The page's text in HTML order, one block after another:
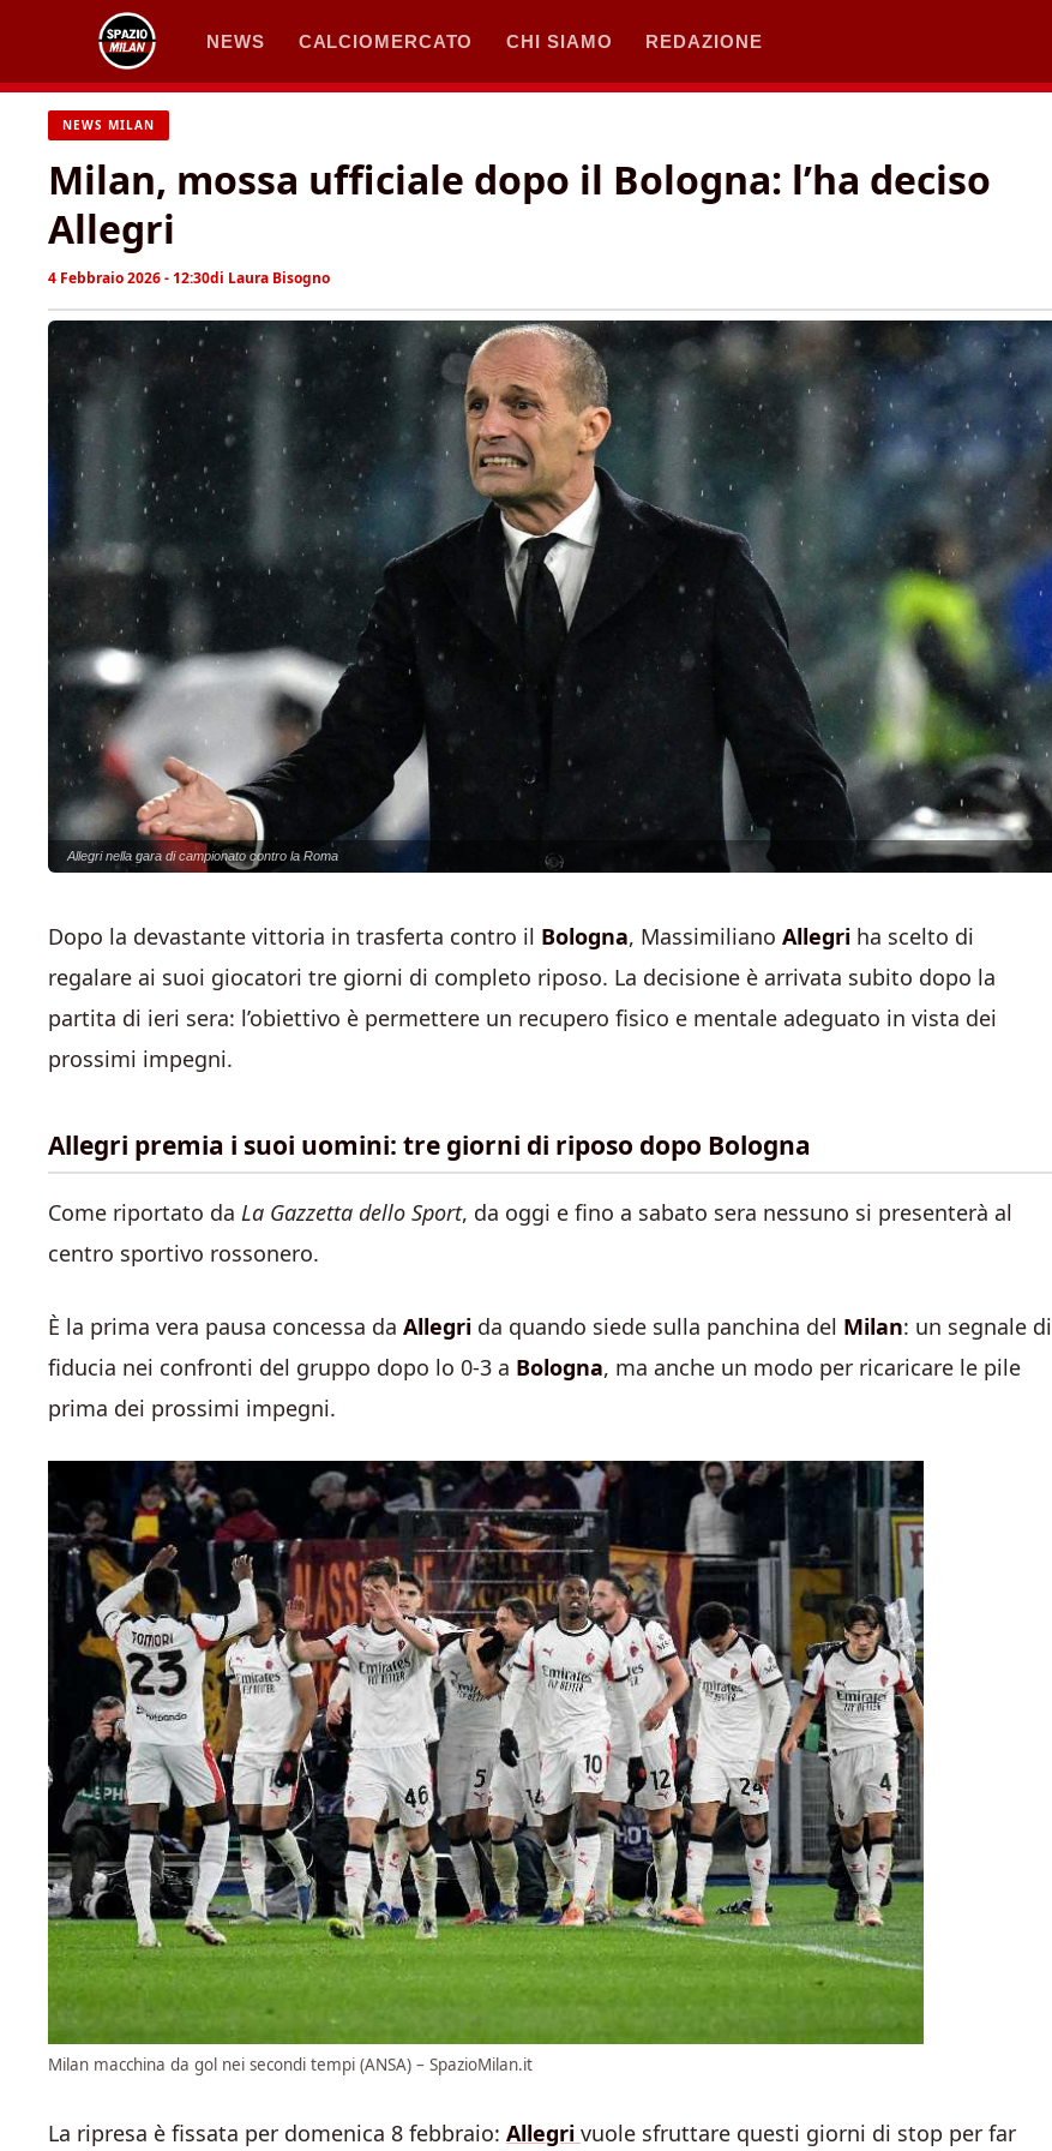
contenuto
NEWS CALCIOMERCATO CHI SIAMO REDAZIONE
NEWS MILAN
Milan, mossa ufficiale dopo il Bologna: l’ha deciso
Allegri
4 Febbraio 2026 - 12:30di Laura Bisogno
Allegri nella gara di campionato contro la Roma
Dopo la devastante vittoria in trasferta contro il Bologna, Massimiliano Allegri ha scelto di
regalare ai suoi giocatori tre giorni di completo riposo. La decisione è arrivata subito dopo la
partita di ieri sera: l’obiettivo è permettere un recupero fisico e mentale adeguato in vista dei
prossimi impegni.
Allegri premia i suoi uomini: tre giorni di riposo dopo Bologna
Come riportato da La Gazzetta dello Sport, da oggi e fino a sabato sera nessuno si presenterà al
centro sportivo rossonero.
È la prima vera pausa concessa da Allegri da quando siede sulla panchina del Milan: un segnale di
fiducia nei confronti del gruppo dopo lo 0-3 a Bologna, ma anche un modo per ricaricare le pile
prima dei prossimi impegni.
Milan macchina da gol nei secondi tempi (ANSA) – SpazioMilan.it
La ripresa è fissata per domenica 8 febbraio: Allegri vuole sfruttare questi giorni di stop per far